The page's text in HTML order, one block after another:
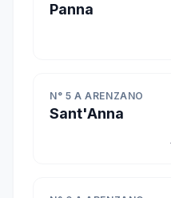
Panna
N° 5 A ARENZANO
Sant'Anna